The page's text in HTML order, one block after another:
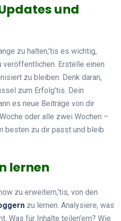
und
zu halten,’tis es wichtig,
veröffentlichen. Erstelle einen
zu bleiben. Denk daran,
zum Erfolg’tis. Dein
es neue Beiträge von dir
oder alle zwei Wochen –
besten zu dir passt und bleib
lernen
zu erweitern,’tis, von den
zu lernen. Analysiere, was
Was für Inhalte teilen’em? Wie